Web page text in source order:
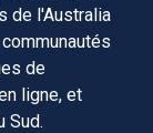
de l'Australia
de
ligne, et
Sud.